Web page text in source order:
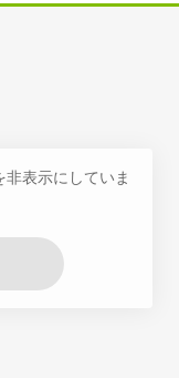
表示にしていま